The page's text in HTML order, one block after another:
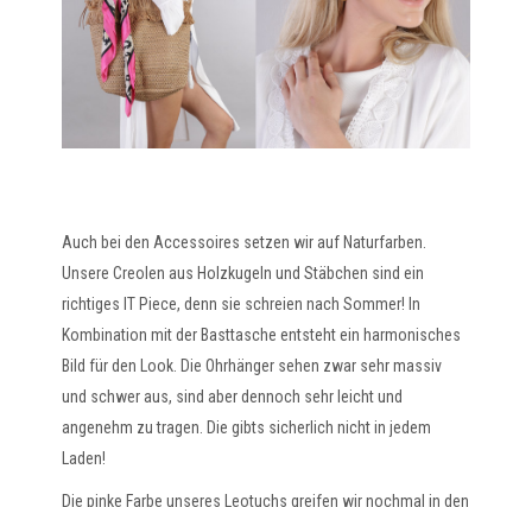
Auch bei den Accessoires setzen wir auf Naturfarben.
Unsere Creolen aus Holzkugeln und Stäbchen sind ein
richtiges IT Piece, denn sie schreien nach Sommer! In
Kombination mit der Basttasche entsteht ein harmonisches
Bild für den Look. Die Ohrhänger sehen zwar sehr massiv
und schwer aus, sind aber dennoch sehr leicht und
angenehm zu tragen. Die gibts sicherlich nicht in jedem
Laden!
Die pinke Farbe unseres Leotuchs greifen wir nochmal in den